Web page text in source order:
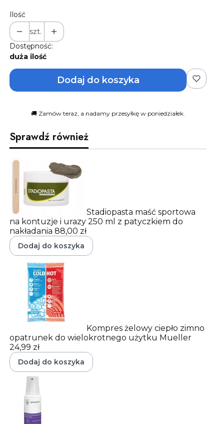
Ilość
szt.
Dostępność:
duża ilość
Dodaj do koszyka
🚚 Zamów teraz, a nadamy przesyłkę w poniedziałek.
Sprawdź również
Stadiopasta maść sportowa
na kontuzje i urazy 250 ml z patyczkiem do
nakładania 88,00 zł
Dodaj do koszyka
Kompres żelowy ciepło zimno
opatrunek do wielokrotnego użytku Mueller
24,99 zł
Dodaj do koszyka